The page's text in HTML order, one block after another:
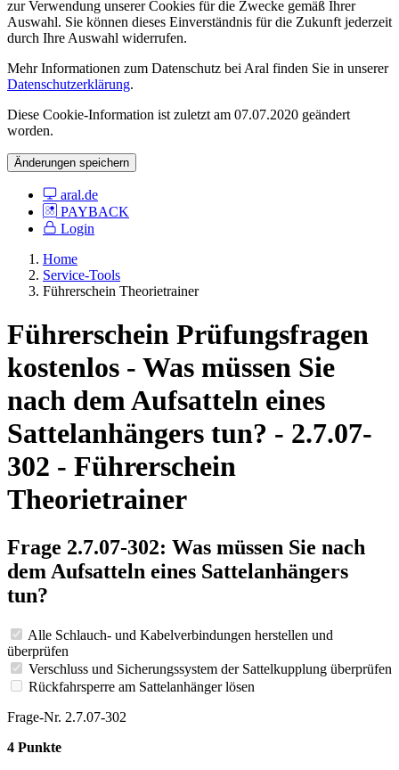
zur Verwendung unserer Cookies für die Zwecke gemäß Ihrer
Auswahl. Sie können dieses Einverständnis für die Zukunft jederzeit
durch Ihre Auswahl widerrufen.
Mehr Informationen zum Datenschutz bei Aral finden Sie in unserer
Datenschutzerklärung.
Diese Cookie-Information ist zuletzt am 07.07.2020 geändert
worden.
Änderungen speichern
aral.de
PAYBACK
Login
Home
Service-Tools
Führerschein Theorietrainer
Führerschein Prüfungsfragen
kostenlos - Was müssen Sie
nach dem Aufsatteln eines
Sattelanhängers tun? - 2.7.07-
302 - Führerschein
Theorietrainer
Frage 2.7.07-302: Was müssen Sie nach
dem Aufsatteln eines Sattelanhängers
tun?
Alle Schlauch- und Kabelverbindungen herstellen und
überprüfen
Verschluss und Sicherungssystem der Sattelkupplung überprüfen
Rückfahrsperre am Sattelanhänger lösen
Frage-Nr. 2.7.07-302
4 Punkte